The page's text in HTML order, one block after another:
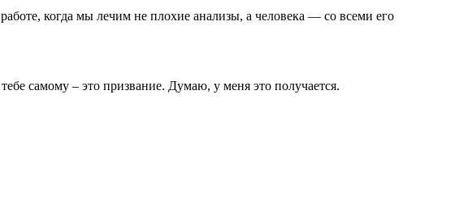
когда мы лечим не плохие анализы, а человека — со всеми его
самому – это призвание. Думаю, у меня это получается.